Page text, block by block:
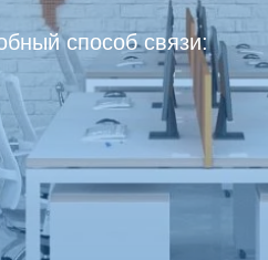
способ связи: